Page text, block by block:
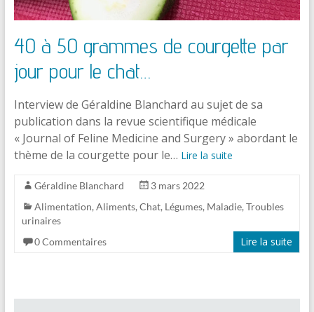
40 à 50 grammes de courgette par
jour pour le chat…
Interview de Géraldine Blanchard au sujet de sa
publication dans la revue scientifique médicale
« Journal of Feline Medicine and Surgery » abordant le
thème de la courgette pour le… Lire la suite
Géraldine Blanchard
3 mars 2022
Alimentation, Aliments, Chat, Légumes, Maladie, Troubles
urinaires
0 Commentaires
Lire la suite